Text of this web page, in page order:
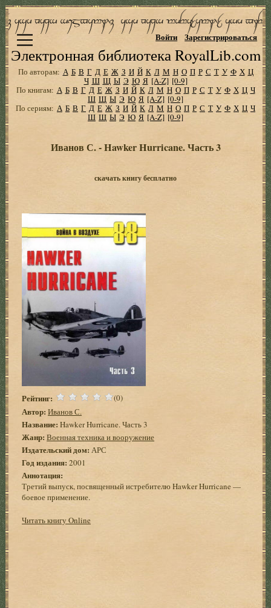
Электронная библиотека RoyalLib.com
Войти Зарегистрироваться
По авторам: А Б В Г Д Е Ж З И Й К Л М Н О П Р С Т У Ф Х Ц
Ч Ш Щ Ы Э Ю Я [A-Z] [0-9]
По книгам: А Б В Г Д Е Ж З И Й К Л М Н О П Р С Т У Ф Х Ц Ч
Ш Щ Ы Э Ю Я [A-Z] [0-9]
По сериям: А Б В Г Д Е Ж З И Й К Л М Н О П Р С Т У Ф Х Ц Ч
Ш Щ Ы Э Ю Я [A-Z] [0-9]
Иванов С. - Hawker Hurricane. Часть 3
скачать книгу бесплатно
Рейтинг: (0)
Автор: Иванов С.
Название: Hawker Hurricane. Часть 3
Жанр: Военная техника и вооружение
Издательский дом: АРС
Год издания: 2001
Аннотация:
Третий выпуск, посвященный истребителю Hawker Hurricane —
боевое применение.
Читать книгу Online